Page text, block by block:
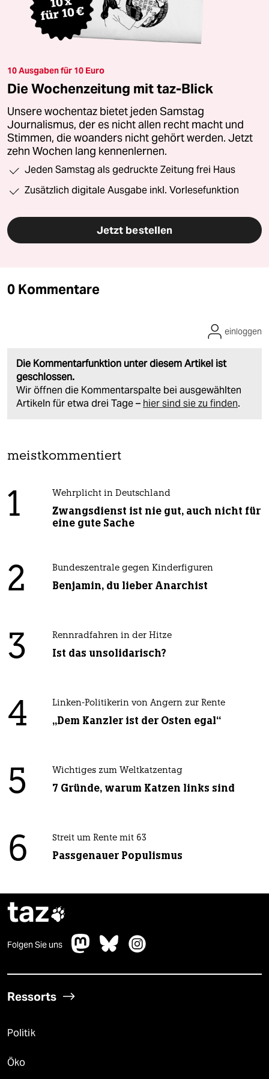
10 Ausgaben für 10 Euro
Die Wochenzeitung mit taz-Blick
Unsere wochentaz bietet jeden Samstag
Journalismus, der es nicht allen recht macht und
Stimmen, die woanders nicht gehört werden. Jetzt
zehn Wochen lang kennenlernen.
Jeden Samstag als gedruckte Zeitung frei Haus
Zusätzlich digitale Ausgabe inkl. Vorlesefunktion
Jetzt bestellen
0 Kommentare
Die Kommentarfunktion unter diesem Artikel ist
geschlossen.
Wir öffnen die Kommentarspalte bei ausgewählten
Artikeln für etwa drei Tage – hier sind sie zu finden.
einloggen
meistkommentiert
1 Wehrplicht in Deutschland
Zwangsdienst ist nie gut, auch nicht für
eine gute Sache
2 Bundeszentrale gegen Kinderfiguren
Benjamin, du lieber Anarchist
3 Rennradfahren in der Hitze
Ist das unsolidarisch?
4 Linken-Politikerin von Angern zur Rente
„Dem Kanzler ist der Osten egal“
5 Wichtiges zum Weltkatzentag
7 Gründe, warum Katzen links sind
6 Streit um Rente mit 63
Passgenauer Populismus
taz
Folgen Sie uns
Ressorts
Politik
Öko